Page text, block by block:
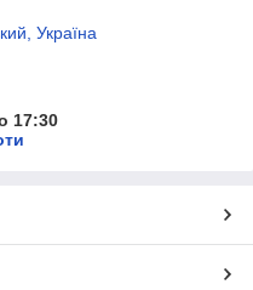
Україна
17:30